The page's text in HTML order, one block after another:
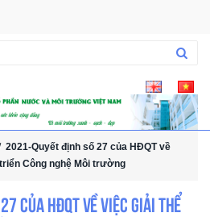
2021-Quyết định số 27 của HĐQT về
Công nghệ Môi trường
của HĐQT về việc Giải thể